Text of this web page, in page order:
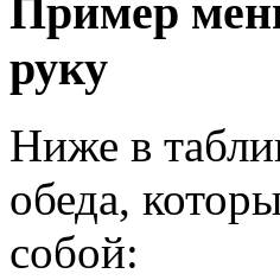
Пример
руку
Ниже в
обеда,
собой: